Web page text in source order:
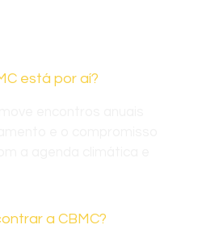
está por aí?
a CBMC?